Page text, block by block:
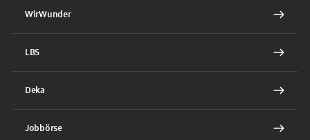
WirWunder
LBS
Deka
Jobbörse